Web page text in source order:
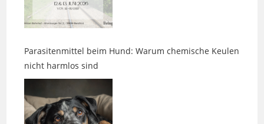
Parasitenmittel beim Hund: Warum chemische Keulen